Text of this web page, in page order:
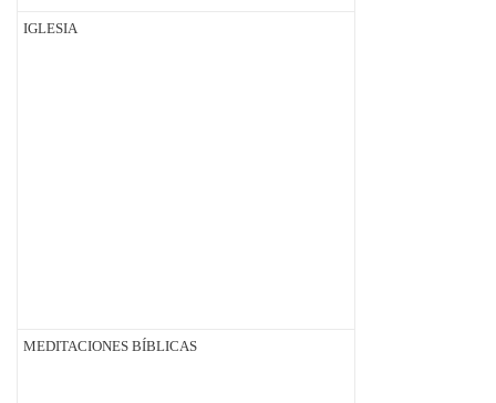
IGLESIA
MEDITACIONES BÍBLICAS